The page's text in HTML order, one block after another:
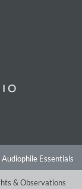
Audiophile Essentials
Preorder
& Observations